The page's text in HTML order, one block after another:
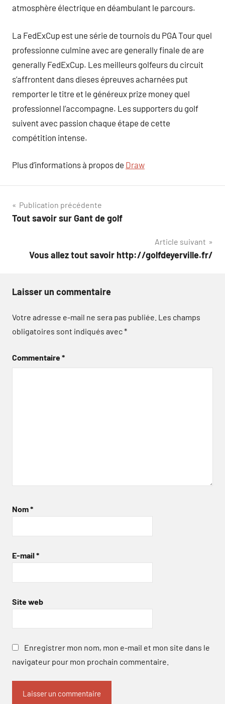
atmosphère électrique en déambulant le parcours.
La FedExCup est une série de tournois du PGA Tour quel
professionne culmine avec are generally finale de are
generally FedExCup. Les meilleurs golfeurs du circuit
s’affrontent dans dieses épreuves acharnées put
remporter le titre et le généreux prize money quel
professionnel l’accompagne. Les supporters du golf
suivent avec passion chaque étape de cette
compétition intense.
Plus d’informations à propos de Draw
Navigation
de
Publication précédente
Tout savoir sur Gant de golf
Article suivant
Vous allez tout savoir http://golfdeyerville.fr/
Laisser un commentaire
Votre adresse e-mail ne sera pas publiée. Les champs
obligatoires sont indiqués avec*
Commentaire*
Nom*
E-mail *
Site web
Enregistrer mon nom, mon e-mail et mon site dans le
navigateur pour mon prochain commentaire.